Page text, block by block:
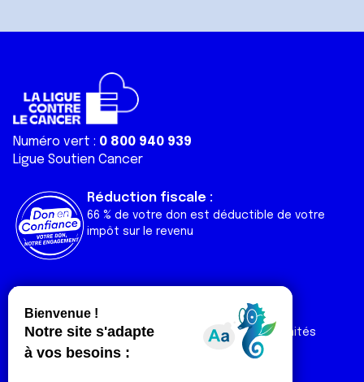
Numéro vert : 0 800 940 939
Ligue Soutien Cancer
Réduction fiscale :
66 % de votre don est déductible de votre
impôt sur le revenu
Liens utiles
Nos actualités
Nos publications
Contact
Espace Ligue & comités
Espace chercheur